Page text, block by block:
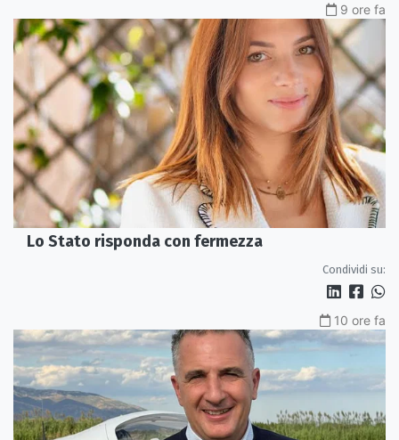
9 ore fa
Lo Stato risponda con fermezza
Condividi su:
10 ore fa